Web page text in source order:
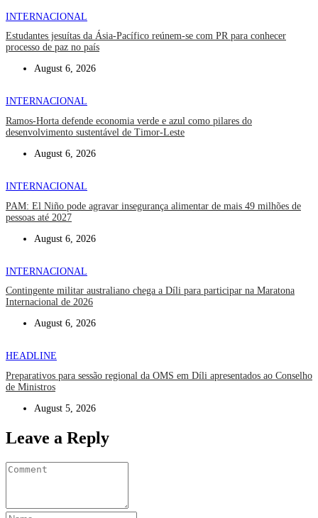
INTERNACIONAL
Estudantes jesuítas da Ásia-Pacífico reúnem-se com PR para conhecer
processo de paz no país
August 6, 2026
INTERNACIONAL
Ramos-Horta defende economia verde e azul como pilares do
desenvolvimento sustentável de Timor-Leste
August 6, 2026
INTERNACIONAL
PAM: El Niño pode agravar insegurança alimentar de mais 49 milhões de
pessoas até 2027
August 6, 2026
INTERNACIONAL
Contingente militar australiano chega a Díli para participar na Maratona
Internacional de 2026
August 6, 2026
HEADLINE
Preparativos para sessão regional da OMS em Díli apresentados ao Conselho
de Ministros
August 5, 2026
Leave a Reply